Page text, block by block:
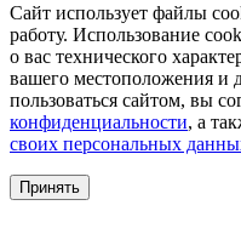
Сайт использует файлы
работу. Использование
о вас технического
вашего местоположения
пользоваться сайтом, вы
конфиденциальности, а
своих персональных
Принять